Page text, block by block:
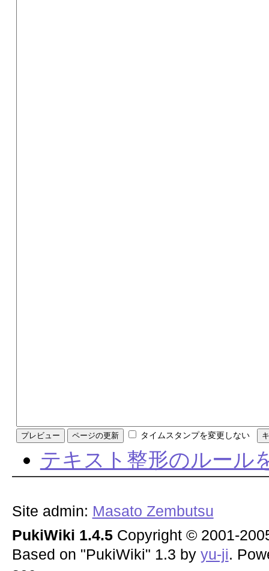
タイムスタンプを変更しない
テキスト整形のルール
Site admin: Masato Zembutsu
PukiWiki 1.4.5Copyright © 2001-
Based on "PukiWiki" 1.3 by yu-ji.